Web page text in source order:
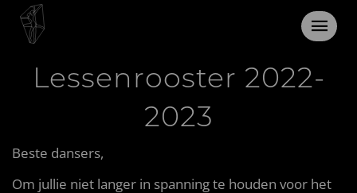
Lessenrooster 2022-
2023
Beste dansers,
Om jullie niet langer in spanning te houden voor het